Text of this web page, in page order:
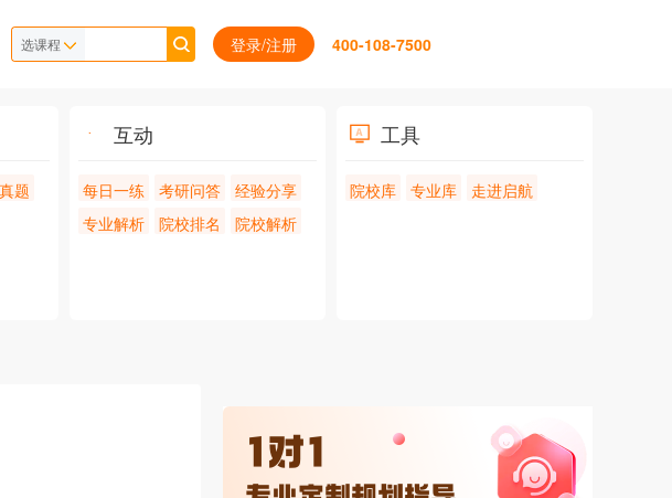
选课程 登录/注册 400-108-7500
题
互动
每日一练 考研问答
经验分享
专业解析
院校排名 院校解析
工具
院校库 专业库 走进启航